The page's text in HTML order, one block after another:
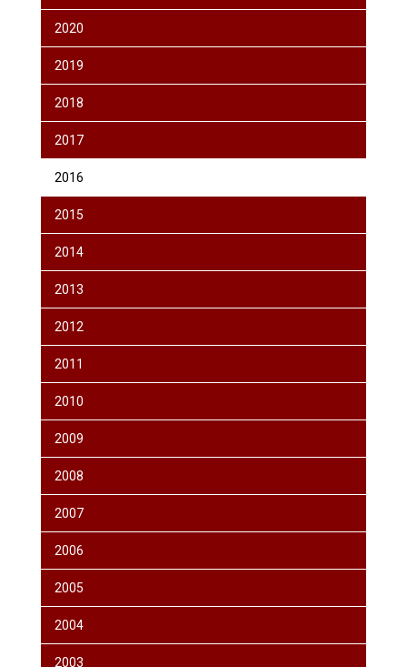
2020
2019
2018
2017
2016
2015
2014
2013
2012
2011
2010
2009
2008
2007
2006
2005
2004
2003